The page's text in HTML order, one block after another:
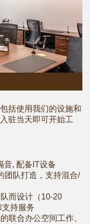
括使用我们的设施和
驻当天即可开始工
音, 配备IT设备
团队打造，支持混合/
而设计（10-20
持服务
联合办公空间工作、